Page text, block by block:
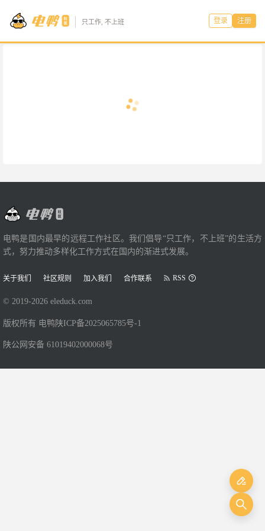
只工作, 不上班 登录 注册
电鸭是国内最早的远程工作社区。我们倡导“只工作，不上班”的生活方
式，努力推动多样化工作方式在国内的渐进式发展。
关于我们 社区规则 加入我们 合作联系 RSS
© 2019-2026 eleduck.com
版权所有 电鸭 陕ICP备2025065785号-1
陕公网安备 61019402000068号